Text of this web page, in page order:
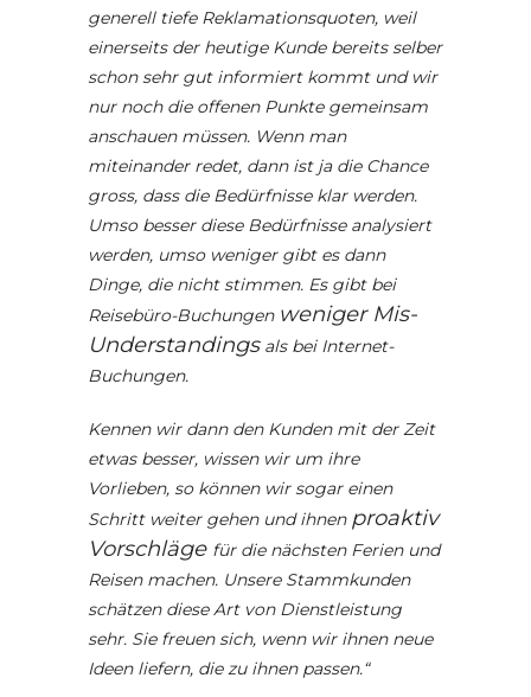
generell tiefe Reklamationsquoten, weil
einerseits der heutige Kunde bereits selber
schon sehr gut informiert kommt und wir
nur noch die offenen Punkte gemeinsam
anschauen müssen. Wenn man
miteinander redet, dann ist ja die Chance
gross, dass die Bedürfnisse klar werden.
Umso besser diese Bedürfnisse analysiert
werden, umso weniger gibt es dann
Dinge, die nicht stimmen. Es gibt bei
Reisebüro-Buchungen weniger Mis-
Understandingsals bei Internet-
Buchungen.
Kennen wir dann den Kunden mit der Zeit
etwas besser, wissen wir um ihre
Vorlieben, so können wir sogar einen
Schritt weiter gehen und ihnen proaktiv
Vorschläge für die nächsten Ferien und
Reisen machen. Unsere Stammkunden
schätzen diese Art von Dienstleistung
sehr. Sie freuen sich, wenn wir ihnen neue
Ideen liefern, die zu ihnen passen.“